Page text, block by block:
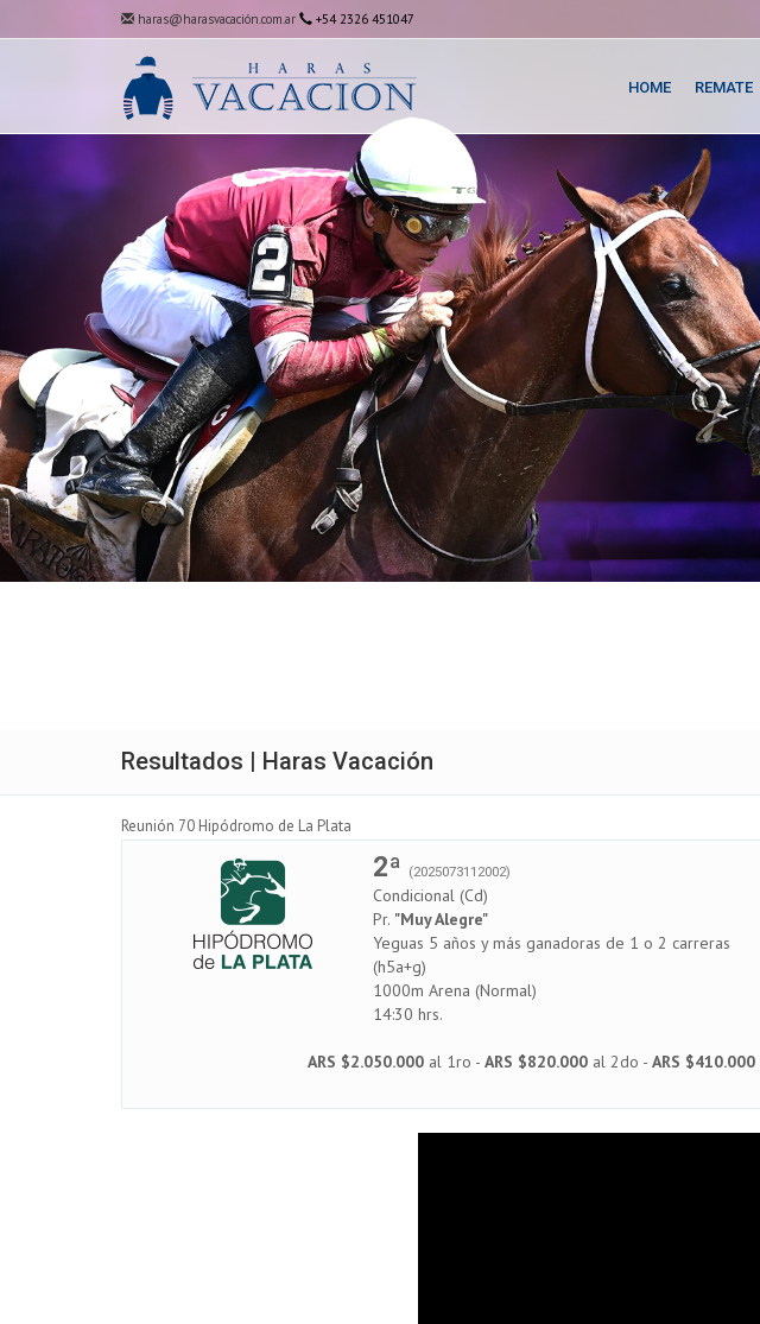
haras@harasvacación.com.ar +54 2326 451047
HOME REMATE
Resultados | Haras Vacación
Reunión 70 Hipódromo de La Plata
2ª (2025073112002)
Condicional (Cd)
Pr. "Muy Alegre"
Yeguas 5 años y más ganadoras de 1 o 2 carreras
(h5a+g)
1000m Arena (Normal)
14:30 hrs.
ARS $2.050.000 al 1ro - ARS $820.000 al 2do - ARS $410.000